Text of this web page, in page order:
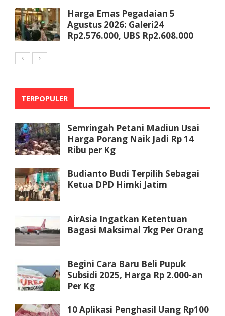
Harga Emas Pegadaian 5
Agustus 2026: Galeri24
Rp2.576.000, UBS Rp2.608.000
TERPOPULER
Semringah Petani Madiun Usai
Harga Porang Naik Jadi Rp 14
Ribu per Kg
Budianto Budi Terpilih Sebagai
Ketua DPD Himki Jatim
AirAsia Ingatkan Ketentuan
Bagasi Maksimal 7kg Per Orang
Begini Cara Baru Beli Pupuk
Subsidi 2025, Harga Rp 2.000-an
Per Kg
10 Aplikasi Penghasil Uang Rp100